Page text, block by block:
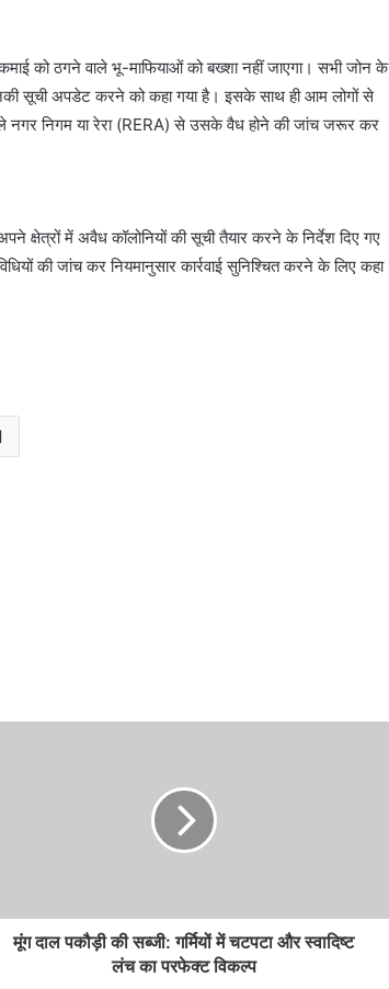
को ठगने वाले भू-माफियाओं को बख्शा नहीं जाएगा। सभी जोन के
सूची अपडेट करने को कहा गया है। इसके साथ ही आम लोगों से
नगर निगम या रेरा (RERA) से उसके वैध होने की जांच जरूर कर
क्षेत्रों में अवैध कॉलोनियों की सूची तैयार करने के निर्देश दिए गए
की जांच कर नियमानुसार कार्रवाई सुनिश्चित करने के लिए कहा
मूंग दाल पकौड़ी की सब्जी: गर्मियों में चटपटा और स्वादिष्ट
लंच का परफेक्ट विकल्प